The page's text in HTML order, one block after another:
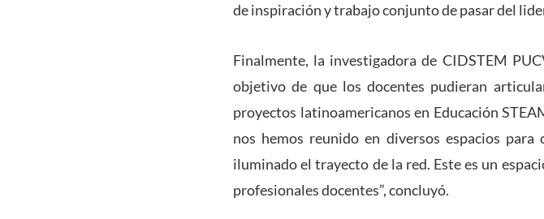
de inspiración y trabajo conjunto de pasar del
Finalmente, la investigadora de CIDSTEM
objetivo de que los docentes pudieran
proyectos latinoamericanos en Educación
nos hemos reunido en diversos espacios
iluminado el trayecto de la red. Este es un
profesionales docentes”, concluyó.